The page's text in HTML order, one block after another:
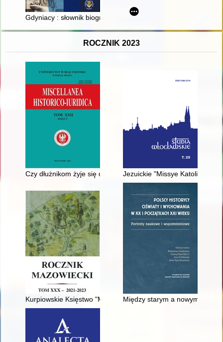
Gdyniacy : słownik biograficzny absolwentów Państwowej
ROCZNIK 2023
Czy dłużnikom żyje się dzisiaj lepiej niż żyło im się za PRL?
Jezuickie "Missye Katolickie"
Kurpiowskie Księstwo "Małego Księcia"Między starym a nowym